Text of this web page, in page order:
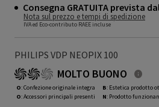
Consegna GRATUITA prevista
Nota sul prezzo e tempi di spedizione
IVA ed Eco-contributo RAEE incluse
PHILIPS VDP NEOPIX 100
MOLTO BUONO
O: Confezione originale integra
O: Accessori principali presenti
B: Estetica prodotto
N: Prodotto